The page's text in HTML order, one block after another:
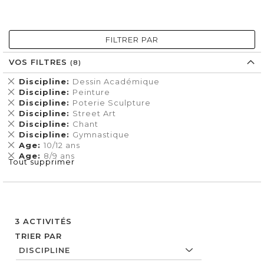
3 ACTIVITÉS
TRIER PAR
FILTRER PAR
VOS FILTRES
Discipline Dessin Académique
Supprimer
cet
Élément
Discipline Peinture
Supprimer
cet
Élément
Discipline Poterie Sculpture
Supprimer
cet
Élément
Discipline Street Art
Supprimer
cet
Élément
Discipline Chant
Supprimer
cet
Élément
Discipline Gymnastique
Supprimer
cet
Élément
Age 10/12 ans
Supprimer
cet
Élément
Age 8/9 ans
Supprimer
cet
Tout supprimer